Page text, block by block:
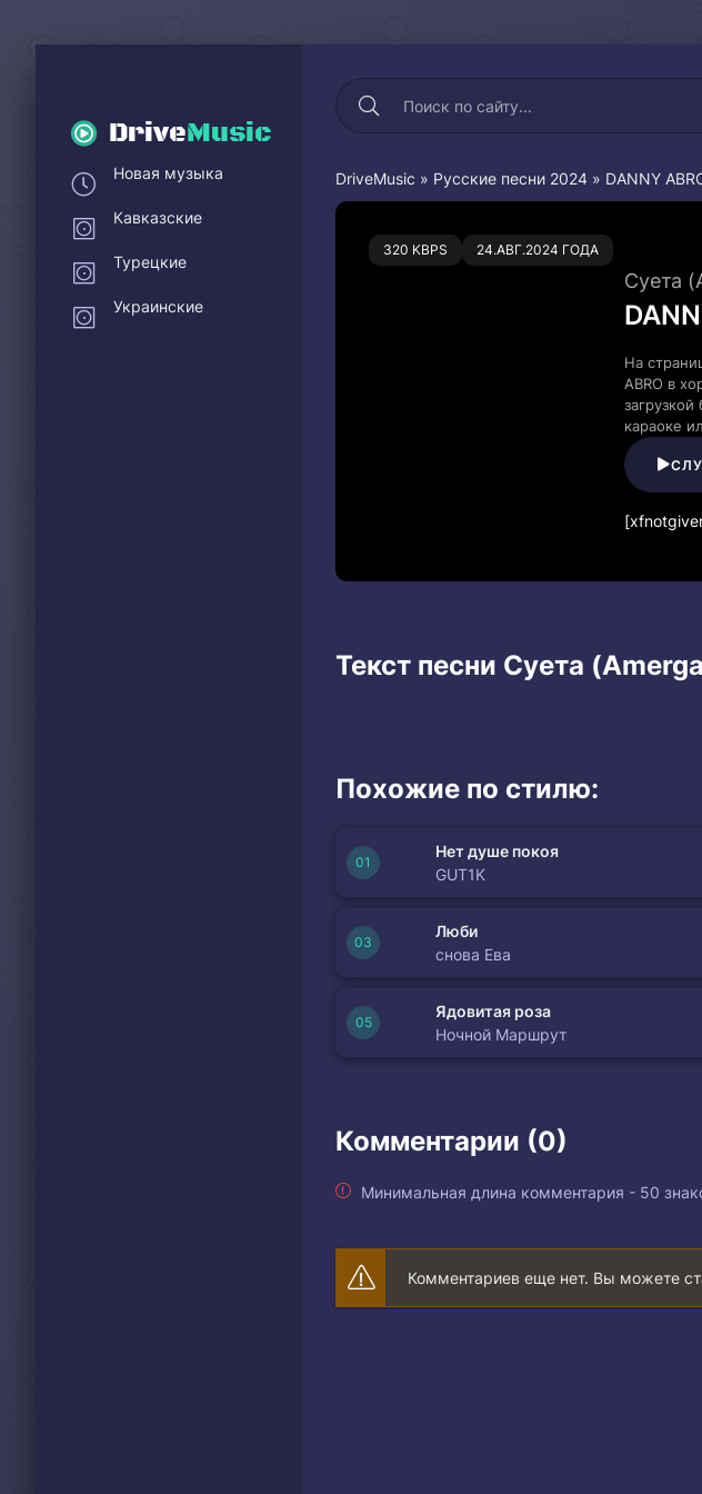
DriveMusic
DriveMusic » Русские песни 2024 » DANNY
320 KBPS 24.АВГ.2024 ГОДА
0 0
Суета
На
ABRO в
караоке
Текст песни Суета
Похожие по стилю:
Нет душе покоя
GUT1K
Люби
снова Ева
Ядовитая роза
Ночной Маршрут
Комментарии (0)
Минимальная длина комментария - 50
Комментариев еще нет. Вы можете
Новая музыка
Кавказские
Турецкие
Украинские